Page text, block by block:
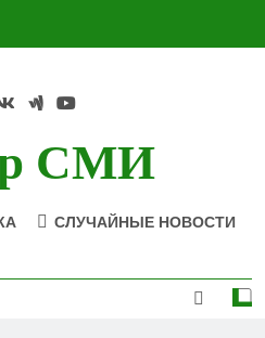
СМИ
СЛУЧАЙНЫЕ НОВОСТИ